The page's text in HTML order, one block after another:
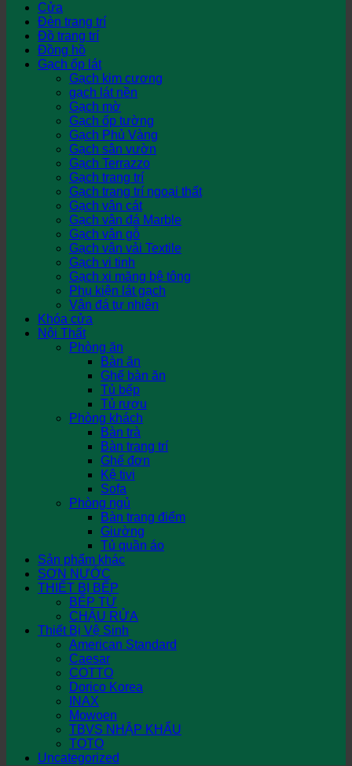
Cửa
Đèn trang trí
Đồ trang trí
Đồng hồ
Gạch ốp lát
Gạch kim cương
gạch lát nền
Gạch mờ
Gạch ốp tường
Gạch Phủ Vàng
Gạch sân vườn
Gạch Terrazzo
Gạch trang trí
Gạch trang trí ngoại thất
Gạch vân cát
Gạch vân đá Marble
Gạch vân gỗ
Gạch vân vải Textile
Gạch vi tinh
Gạch xi măng bê tông
Phụ kiện lát gạch
Vân đá tự nhiên
Khóa cửa
Nội Thất
Phòng ăn
Bàn ăn
Ghế bàn ăn
Tủ bếp
Tủ rượu
Phòng khách
Bàn trà
Bàn trang trí
Ghế đơn
Kệ tivi
Sofa
Phòng ngủ
Bàn trang điểm
Giường
Tủ quần áo
Sản phẩm khác
SƠN NƯỚC
THIẾT BỊ BẾP
BẾP TỪ
CHẬU RỬA
Thiết Bị Vệ Sinh
American Standard
Caesar
COTTO
Dorico Korea
INAX
Mowoen
TBVS NHẬP KHẨU
TOTO
Uncategorized